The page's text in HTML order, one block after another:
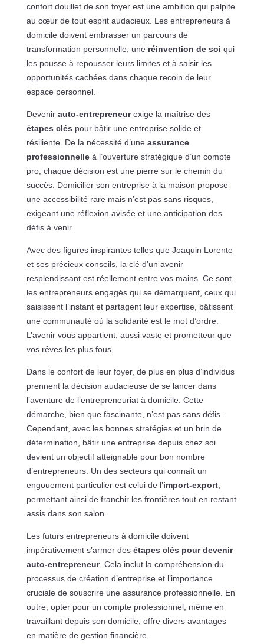
confort douillet de son foyer est une ambition qui palpite
au cœur de tout esprit audacieux. Les entrepreneurs à
domicile doivent embrasser un parcours de
transformation personnelle, une réinvention de soi qui
les pousse à repousser leurs limites et à saisir les
opportunités cachées dans chaque recoin de leur
espace personnel.
Devenir auto-entrepreneurexige la maîtrise des
étapes clés pour bâtir une entreprise solide et
résiliente. De la nécessité d’une assurance
professionnelleà l’ouverture stratégique d’un compte
pro, chaque décision est une pierre sur le chemin du
succès. Domicilier son entreprise à la maison propose
une accessibilité rare mais n’est pas sans risques,
exigeant une réflexion avisée et une anticipation des
défis à venir.
Avec des figures inspirantes telles que Joaquin Lorente
et ses précieux conseils, la clé d’un avenir
resplendissant est réellement entre vos mains. Ce sont
les entrepreneurs engagés qui se démarquent, ceux qui
saisissent l’instant et partagent leur expertise, bâtissent
une communauté où la solidarité est le mot d’ordre.
L’avenir vous appartient, aussi vaste et prometteur que
vos rêves les plus fous.
Dans le confort de leur foyer, de plus en plus d’individus
prennent la décision audacieuse de se lancer dans
l’aventure de l’entrepreneuriat à domicile. Cette
démarche, bien que fascinante, n’est pas sans défis.
Cependant, avec les bonnes stratégies et un brin de
détermination, bâtir une entreprise depuis chez soi
devient un objectif atteignable pour bon nombre
d’entrepreneurs. Un des secteurs qui connaît un
engouement particulier est celui de l’import-export,
permettant ainsi de franchir les frontières tout en restant
assis dans son salon.
Les futurs entrepreneurs à domicile doivent
impérativement s’armer des étapes clés pour devenir
auto-entrepreneur. Cela inclut la compréhension du
processus de création d’entreprise et l’importance
cruciale de souscrire une assurance professionnelle. En
outre, opter pour un compte professionnel, même en
travaillant depuis son domicile, offre divers avantages
en matière de gestion financière.